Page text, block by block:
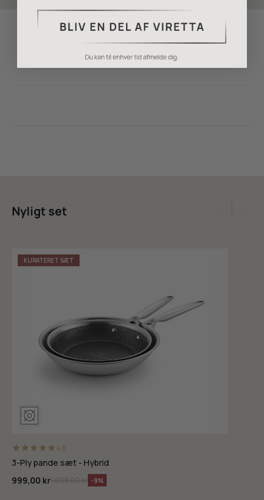
Nyligt set
KURATERET SÆT
4.8
3-Ply pande sæt - Hybrid
999,00 kr1.098,00 kr -9%